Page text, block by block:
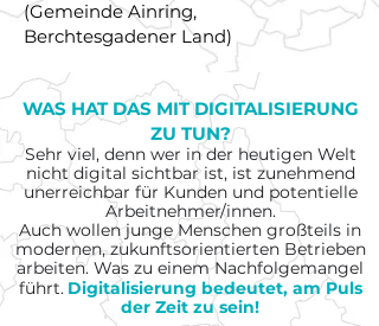
(Gemeinde Ainring,
Berchtesgadener Land)
WAS HAT DAS MIT DIGITALISIERUNG
ZU TUN?
Sehr viel, denn wer in der heutigen Welt
nicht digital sichtbar ist, ist zunehmend
unerreichbar für Kunden und potentielle
Arbeitnehmer/innen.
Auch wollen junge Menschen großteils in
modernen, zukunftsorientierten Betrieben
arbeiten. Was zu einem Nachfolgemangel
führt. Digitalisierung bedeutet, am Puls
der Zeit zu sein!